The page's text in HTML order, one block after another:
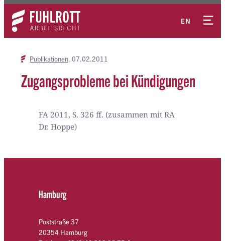
Zum
Inhalt
springen
EN
Kontakt
Publikationen 07.02.2011
Zugangsprobleme bei Kündigungen
FA 2011, S. 326 ff. (zusammen mit RA
Dr. Hoppe)
Hamburg
Poststraße 37
20354 Hamburg